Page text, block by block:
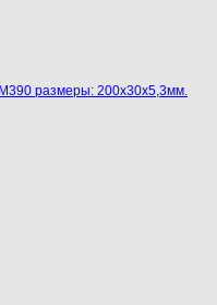
размеры: 200х30х5,3мм.